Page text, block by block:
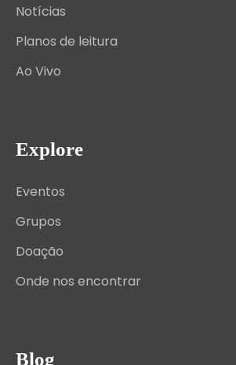
Notícias
Planos de leitura
Ao Vivo
Explore
Eventos
Grupos
Doação
Onde nos encontrar
Blog